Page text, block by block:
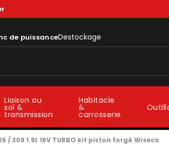
de puissanceDestockage
Liaison au
sol &
transmission
Habitacle
&
carrosserie
/ 309 1.9L 16V TURBO kit piston forgé Wiseco